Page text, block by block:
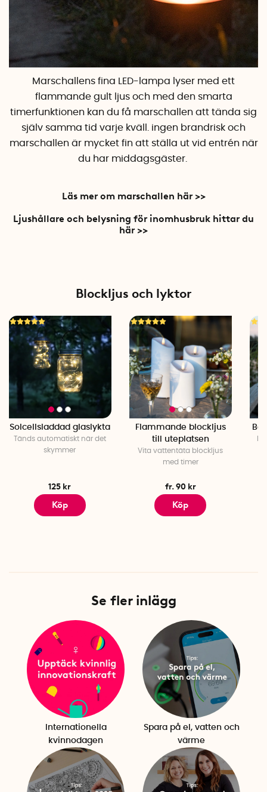
Marschallens fina LED-lampa lyser med ett
flammande gult ljus och med den smarta
timerfunktionen kan du få marschallen att tända sig
själv samma tid varje kväll. ingen brandrisk och
marschallen är mycket fin att ställa ut vid entrén när
du har middagsgäster.
Läs mer om marschallen här >>
Ljushållare och belysning för inomhusbruk hittar du
här >>
Solcellsladdad glaslykta
Tänds automatiskt när det
skymmer
125 kr
Köp
Flammande blockljus
till uteplatsen
Vita vattentäta blockljus
med timer
fr. 90 kr
Köp
Blockljus och lyktor
Se fler inlägg
Internationella
kvinnodagen
Spara på el, vatten och
värme